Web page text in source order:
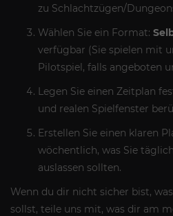
zu Schlachtzügen/
Wählen Sie ein Format:
verfügbar (Sie spielen mit
Pilotspiel, falls angeboten
Legen Sie einen Zeitplan
und realen Spielfenster
Erstellen Sie einen klaren
wöchentlich, was Sie
auslassen sollten.
Wenn du dir nicht sicher bist,
sollst, teile uns mit, was dir am